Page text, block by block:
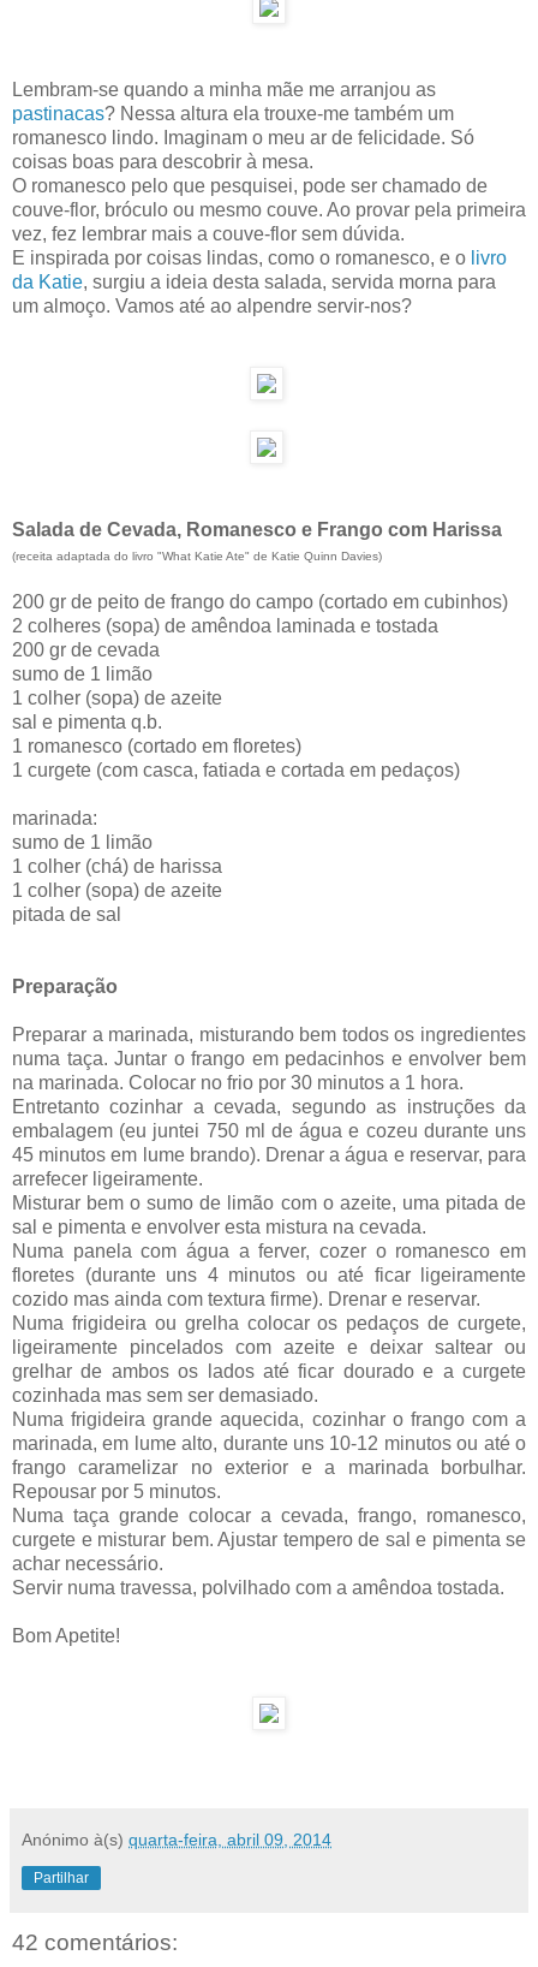
Lembram-se quando a minha mãe me arranjou as
pastinacas? Nessa altura ela trouxe-me também um
romanesco lindo. Imaginam o meu ar de felicidade. Só
coisas boas para descobrir à mesa.
O romanesco pelo que pesquisei, pode ser chamado de
couve-flor, bróculo ou mesmo couve. Ao provar pela primeira
vez, fez lembrar mais a couve-flor sem dúvida.
E inspirada por coisas lindas, como o romanesco, e o livro
da Katie, surgiu a ideia desta salada, servida morna para
um almoço. Vamos até ao alpendre servir-nos?
Salada de Cevada, Romanesco e Frango com Harissa
(receita adaptada do livro "What Katie Ate" de Katie Quinn Davies)
200 gr de peito de frango do campo (cortado em cubinhos)
2 colheres (sopa) de amêndoa laminada e tostada
200 gr de cevada
sumo de 1 limão
1 colher (sopa) de azeite
sal e pimenta q.b.
1 romanesco (cortado em floretes)
1 curgete (com casca, fatiada e cortada em pedaços)
marinada:
sumo de 1 limão
1 colher (chá) de harissa
1 colher (sopa) de azeite
pitada de sal
Preparação
Preparar a marinada, misturando bem todos os ingredientes
numa taça. Juntar o frango em pedacinhos e envolver bem
na marinada. Colocar no frio por 30 minutos a 1 hora.
Entretanto cozinhar a cevada, segundo as instruções da
embalagem (eu juntei 750 ml de água e cozeu durante uns
45 minutos em lume brando). Drenar a água e reservar, para
arrefecer ligeiramente.
Misturar bem o sumo de limão com o azeite, uma pitada de
sal e pimenta e envolver esta mistura na cevada.
Numa panela com água a ferver, cozer o romanesco em
floretes (durante uns 4 minutos ou até ficar ligeiramente
cozido mas ainda com textura firme). Drenar e reservar.
Numa frigideira ou grelha colocar os pedaços de curgete,
ligeiramente pincelados com azeite e deixar saltear ou
grelhar de ambos os lados até ficar dourado e a curgete
cozinhada mas sem ser demasiado.
Numa frigideira grande aquecida, cozinhar o frango com a
marinada, em lume alto, durante uns 10-12 minutos ou até o
frango caramelizar no exterior e a marinada borbulhar.
Repousar por 5 minutos.
Numa taça grande colocar a cevada, frango, romanesco,
curgete e misturar bem. Ajustar tempero de sal e pimenta se
achar necessário.
Servir numa travessa, polvilhado com a amêndoa tostada.
Bom Apetite!
Anónimo à(s) quarta-feira, abril 09, 2014
Partilhar
42 comentários: